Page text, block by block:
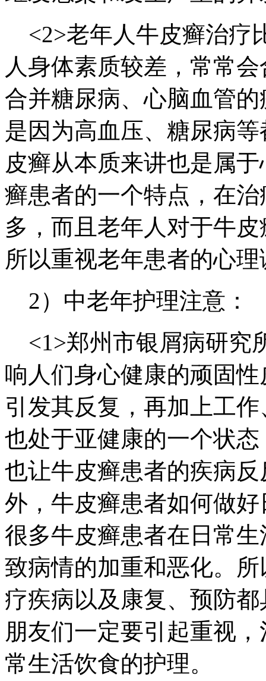
<2>老年人牛皮癣治疗
人身体素质较差，常常
合并糖尿病、心脑血管的
是因为高血压、糖尿病
皮癣从本质来讲也是属
癣患者的一个特点，在
多，而且老年人对于牛
所以重视老年患者的心
2）中老年护理注意：
<1>郑州市银屑病研究
响人们身心健康的顽固
引发其反复，再加上工
也处于亚健康的一个状
也让牛皮癣患者的疾病
外，牛皮癣患者如何做
很多牛皮癣患者在日常
致病情的加重和恶化。
疗疾病以及康复、预防
朋友们一定要引起重视
常生活饮食的护理。